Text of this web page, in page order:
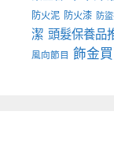
防火泥 防火漆 防
潔 頭髮保養品
風向節目 飾金